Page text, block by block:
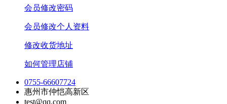
会员修改密码
会员修改个人资料
修改收货地址
如何管理店铺
0755-66607724
惠州市仲恺高新区
test@qq.com